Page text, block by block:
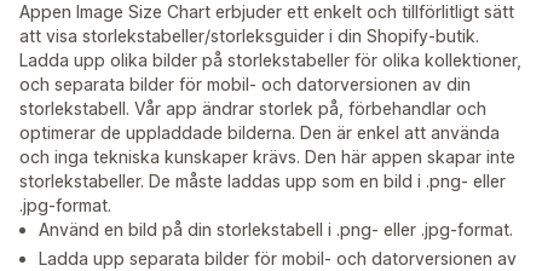
Appen Image Size Chart erbjuder ett enkelt och tillförlitligt sätt
att visa storlekstabeller/storleksguider i din Shopify-butik.
Ladda upp olika bilder på storlekstabeller för olika kollektioner,
och separata bilder för mobil- och datorversionen av din
storlekstabell. Vår app ändrar storlek på, förbehandlar och
optimerar de uppladdade bilderna. Den är enkel att använda
och inga tekniska kunskaper krävs. Den här appen skapar inte
storlekstabeller. De måste laddas upp som en bild i .png- eller
.jpg-format.
Använd en bild på din storlekstabell i .png- eller .jpg-format.
Ladda upp separata bilder för mobil- och datorversionen av